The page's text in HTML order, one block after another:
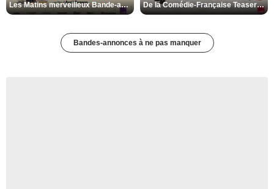
Les Matins merveilleux Bande-annonce VF De la Comédie-Française Teaser VF
Bandes-annonces à ne pas manquer